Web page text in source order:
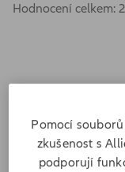
Hodnocení celkem:
č. p. 121
53401 Poběžovice
Pomocí
zkušenost s
podporují